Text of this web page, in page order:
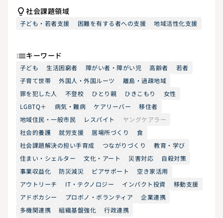
社会課題領域
子ども・若者支援 困難を有する者への支援 地域活性化支援
キーワード
子ども 生活困窮者 障がい者・障がい児 高齢者
若者
子育て世帯
外国人・外国ルーツ
離島・過疎地域
罪を犯した人
不登校 ひとり親 ひきこもり
女性
LGBTQ＋
病気・難病 ケアリーバー
移住者
地域住民・一般市民
レスパイト
ヤングケアラー
社会的養護
就労支援 居場所づくり
食
社会課題解決の担い手育成
つながりづくり
教育・学び
住まい・シェルター
文化・アート 災害対応
自殺対策
事業収益化
防災減災 ピアサポート
空き家活用
アウトリーチ
IT・テクノロジー インパクト投資
移動支援
アドボカシー
プロボノ・ボランティア
企業連携
多機関連携
組織基盤強化
行政連携